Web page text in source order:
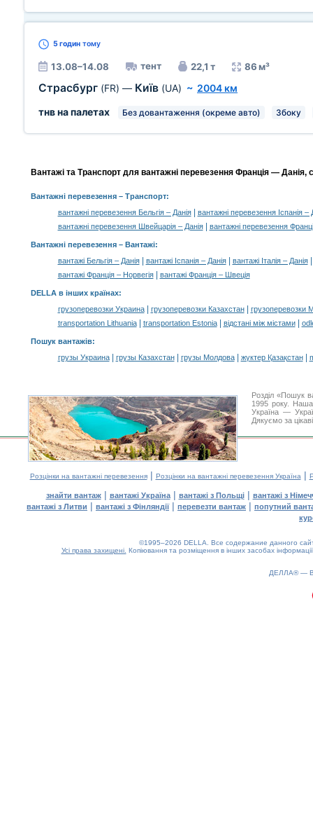
5 годин тому
13.08–14.08 тент 22,1 т 86 м³
Страсбург (FR) — Київ (UA) ~ 2004 км
тнв на палетах
Без довантаження (окреме авто) Збоку
Вантажі та Транспорт для вантажні перевезення Франція — Данія,
Вантажні перевезення– Транспорт:
вантажні перевезення Бельгія – Данія|
вантажні перевезення Іспанія –
вантажні перевезення Швейцарія – Данія| вантажні перевезення
Вантажні перевезення – Вантажі:
вантажі Бельгія – Данія| вантажі Іспанія – Данія| вантажі Італія – Данія
вантажі Франція – Норвегія| вантажі Франція – Швеція
DELLA в інших країнах:
грузоперевозки Украина| грузоперевозки Казахстан|
грузоперевозки
transportation Lithuania| transportation Estonia| відстані між містами|
Пошук вантажів:
грузы Украина| грузы Казахстан| грузы Молдова| жүктер Қазақстан|
Розділ «Пошук
1995 року. Наша
Україна —
Дякуємо за
Розцінки на вантажні перевезення| Розцінки на вантажні перевезення Україна |
знайти вантаж| вантажі Україна| вантажі з Польщі| вантажі з
вантажі з Литви | вантажі з Фінляндії| перевезти вантаж | попутний
©1995–2026 DELLA. Все содержание данного
Усі права захищені. Копіювання та розміщення в інших засобах
ДЕЛЛА® —